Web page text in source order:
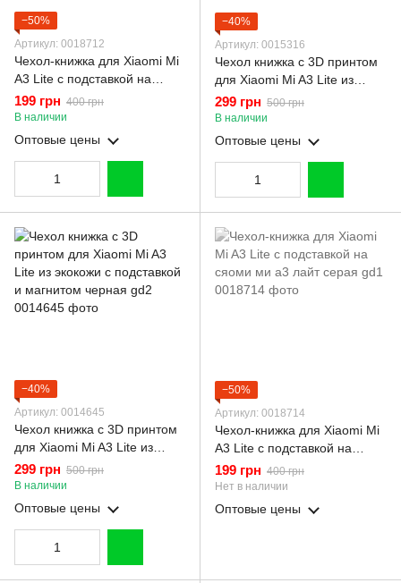
−50%
Артикул: 0018712
Чехол-книжка для Xiaomi Mi
A3 Lite с подставкой на
сяоми ми а3 лайт красная
gd1
199 грн 400 грн
В наличии
Оптовые цены
−40%
Артикул: 0015316
Чехол книжка с 3D принтом
для Xiaomi Mi A3 Lite из
экокожи с подставкой и
магнитом черная gd2
299 грн 500 грн
В наличии
Оптовые цены
−40%
Артикул: 0014645
Чехол книжка с 3D принтом
для Xiaomi Mi A3 Lite из
экокожи с подставкой и
магнитом черная gd2
299 грн 500 грн
В наличии
Оптовые цены
−50%
Артикул: 0018714
Чехол-книжка для Xiaomi Mi
A3 Lite с подставкой на
сяоми ми а3 лайт серая gd1
199 грн 400 грн
Нет в наличии
Оптовые цены